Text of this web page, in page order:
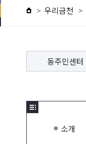
우리금천
동주민센터
소개